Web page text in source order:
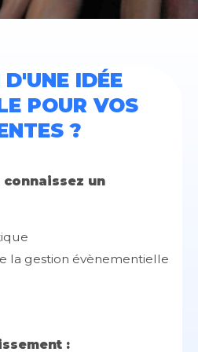
D'UNE IDÉE
POUR VOS
?
connaissez un
la gestion évènementielle
: